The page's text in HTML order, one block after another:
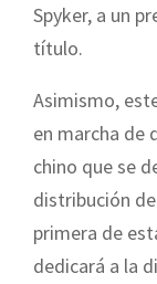
Spyker, a un
título.
Asimismo,
en marcha de
chino que se
distribución
primera de
dedicará a la